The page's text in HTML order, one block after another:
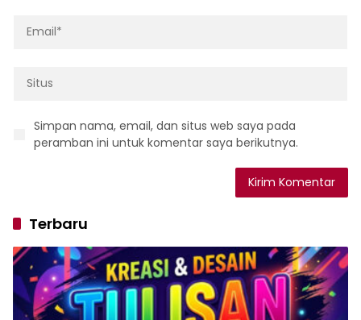
Simpan nama, email, dan situs web saya pada
peramban ini untuk komentar saya berikutnya.
Terbaru